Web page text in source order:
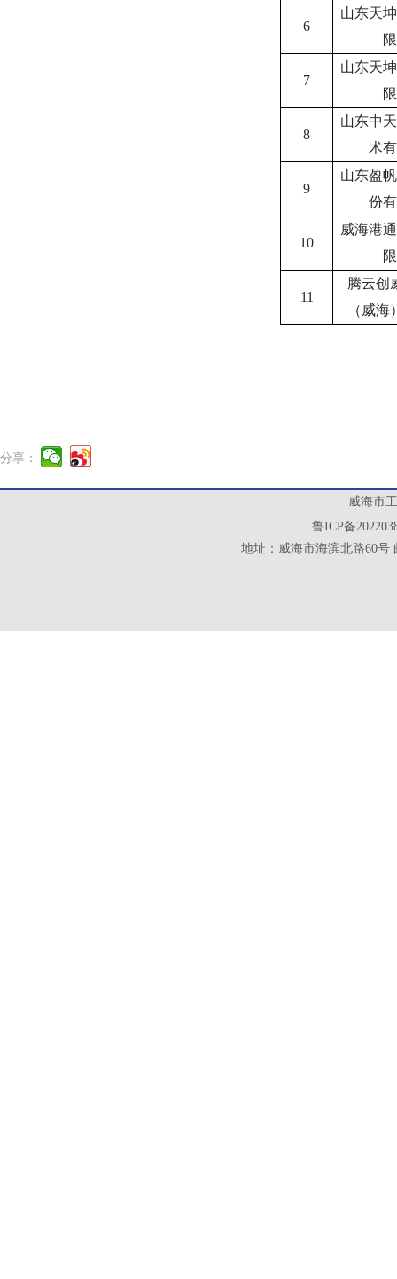
6
山东天
7
山东天
8
山东中
术
9
山东盈
份
10
威海港
11
腾云创
（威
分享：
威海市
鲁ICP备
地址：威海市海滨北路60号